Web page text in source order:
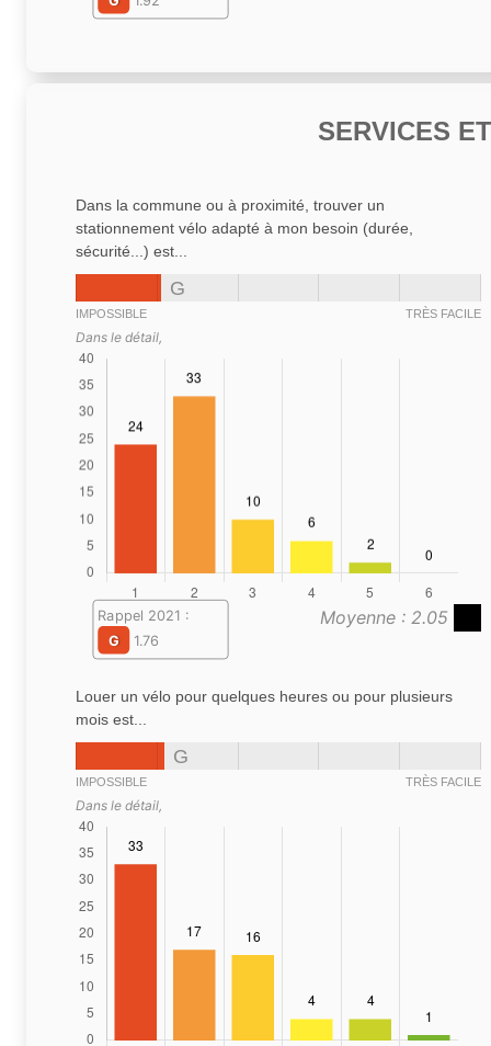
SERVICES
Dans la commune ou à proximité, trouver un
stationnement vélo adapté à mon besoin (durée,
sécurité...) est...
G
IMPOSSIBLE TRÈS FACILE
Dans le détail,
Moyenne : 2.05
Rappel 2021 :
G
1.76
Louer un vélo pour quelques heures ou pour plusieurs
mois est...
G
IMPOSSIBLE TRÈS FACILE
Dans le détail,